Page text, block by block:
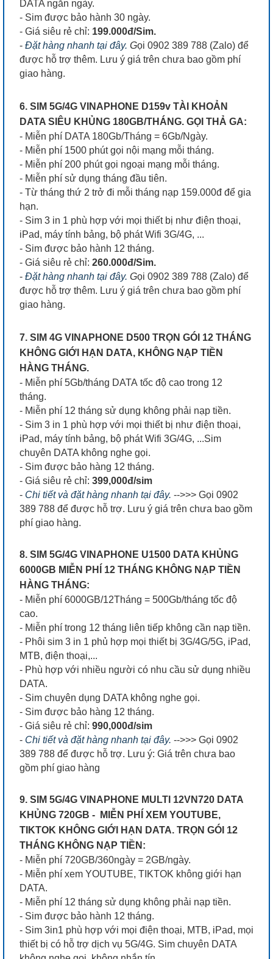
DATA ngắn ngày.
- Sim được bảo hành 30 ngày.
- Giá siêu rẻ chỉ: 199.000đ/Sim.
- Đặt hàng nhanh tại đây. Gọi 0902 389 788 (Zalo) để
được hỗ trợ thêm. Lưu ý giá trên chưa bao gồm phí
giao hàng.
6. SIM 5G/4G VINAPHONE D159v TÀI KHOẢN
DATA SIÊU KHỦNG 180GB/THÁNG. GỌI THẢ GA:
- Miễn phí DATA 180Gb/Tháng = 6Gb/Ngày.
- Miễn phí 1500 phút gọi nội mạng mỗi tháng.
- Miễn phí 200 phút gọi ngoại mạng mỗi tháng.
- Miễn phí sử dụng tháng đầu tiên.
- Từ tháng thứ 2 trở đi mỗi tháng nạp 159.000đ để gia
hạn.
- Sim 3 in 1 phù hợp với mọi thiết bị như điện thoại,
iPad, máy tính bảng, bộ phát Wifi 3G/4G, ...
- Sim được bảo hành 12 tháng.
- Giá siêu rẻ chỉ: 260.000đ/Sim.
- Đặt hàng nhanh tại đây. Gọi 0902 389 788 (Zalo) để
được hỗ trợ thêm. Lưu ý giá trên chưa bao gồm phí
giao hàng.
7. SIM 4G VINAPHONE D500 TRỌN GÓI 12 THÁNG
KHÔNG GIỚI HẠN DATA, KHÔNG NẠP TIỀN
HÀNG THÁNG.
- Miễn phí 5Gb/tháng DATA tốc độ cao trong 12
tháng.
- Miễn phí 12 tháng sử dụng không phải nạp tiền.
- Sim 3 in 1 phù hợp với mọi thiết bị như điện thoại,
iPad, máy tính bảng, bộ phát Wifi 3G/4G, ...Sim
chuyên DATA không nghe gọi.
- Sim được bảo hàng 12 tháng.
- Giá siêu rẻ chỉ: 399,000đ/sim
- Chi tiết và đặt hàng nhanh tại đây. -->>> Gọi 0902
389 788 để được hỗ trợ. Lưu ý giá trên chưa bao gồm
phí giao hàng.
8. SIM 5G/4G VINAPHONE U1500 DATA KHỦNG
6000GB MIỄN PHÍ 12 THÁNG KHÔNG NẠP TIỀN
HÀNG THÁNG:
- Miễn phí 6000GB/12Tháng = 500Gb/tháng tốc độ
cao.
- Miễn phí trong 12 tháng liên tiếp không cần nạp tiền.
- Phôi sim 3 in 1 phủ hợp mọi thiết bị 3G/4G/5G, iPad,
MTB, điện thoại,...
- Phù hợp với nhiều người có nhu cầu sử dụng nhiều
DATA.
- Sim chuyên dụng DATA không nghe gọi.
- Sim được bảo hàng 12 tháng.
- Giá siêu rẻ chỉ: 990,000đ/sim
- Chi tiết và đặt hàng nhanh tại đây. -->>> Gọi 0902
389 788 để được hỗ trợ. Lưu ý: Giá trên chưa bao
gồm phí giao hàng
9. SIM 5G/4G VINAPHONE MULTI 12VN720 DATA
KHỦNG 720GB - MIỄN PHÍ XEM YOUTUBE,
TIKTOK KHÔNG GIỚI HẠN DATA. TRỌN GÓI 12
THÁNG KHÔNG NẠP TIỀN:
- Miễn phí 720GB/360ngày = 2GB/ngày.
- Miễn phí xem YOUTUBE, TIKTOK không giới hạn
DATA.
- Miễn phí 12 tháng sử dụng không phải nạp tiền.
- Sim được bảo hành 12 tháng.
- Sim 3in1 phù hợp với mọi điện thoại, MTB, iPad, mọi
thiết bị có hỗ trợ dịch vụ 5G/4G. Sim chuyên DATA